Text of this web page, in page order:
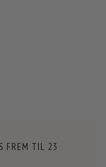
FREM TIL 23